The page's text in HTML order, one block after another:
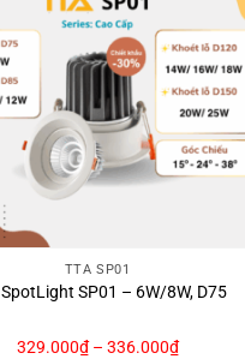
TTA SP01
SP01 – 6W/8W, D75
329.000₫– 336.000₫